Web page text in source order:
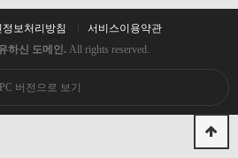
정보처리방침
서비스이용약관
하신 도메인. All rights reserved.
PC 버전으로 보기